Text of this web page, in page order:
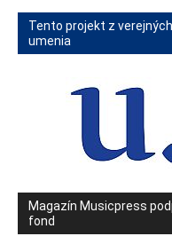
Tento projekt z
umenia
Magazín Musicpress
fond